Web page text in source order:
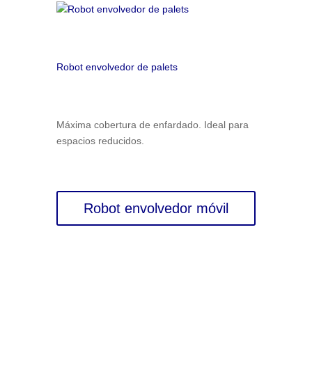
Robot envolvedor de palets
Máxima cobertura de enfardado. Ideal para
espacios reducidos.
Robot envolvedor móvil